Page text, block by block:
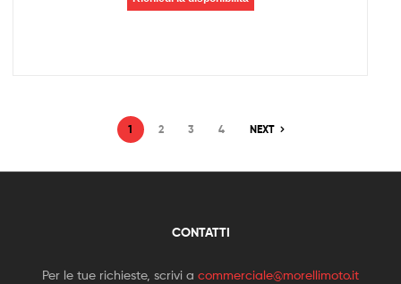
1 2 3 4 NEXT
CONTATTI
Per le tue richieste, scrivi a commerciale@morellimoto.it